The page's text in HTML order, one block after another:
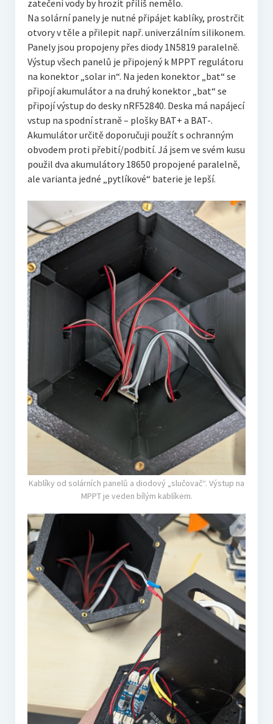
zatečení vody by hrozit příliš nemělo.
Na solární panely je nutné připájet kablíky, prostrčit
otvory v těle a přilepit např. univerzálním silikonem.
Panely jsou propojeny přes diody 1N5819 paralelně.
Výstup všech panelů je připojený k MPPT regulátoru
na konektor „solar in“. Na jeden konektor „bat“ se
připojí akumulátor a na druhý konektor „bat“ se
připojí výstup do desky nRF52840. Deska má napájecí
vstup na spodní straně – plošky BAT+ a BAT-.
Akumulátor určitě doporučuji použít s ochranným
obvodem proti přebití/podbití. Já jsem ve svém kusu
použil dva akumulátory 18650 propojené paralelně,
ale varianta jedné „pytlíkové“ baterie je lepší.
Kablíky od solárních panelů a diodový „slučovač“. Výstup na
MPPT je veden bílým kablíkem.